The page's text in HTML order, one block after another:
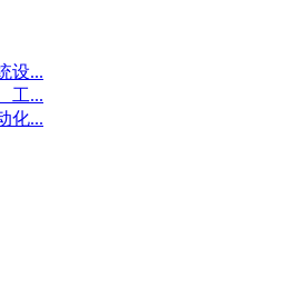
设...
工...
化...